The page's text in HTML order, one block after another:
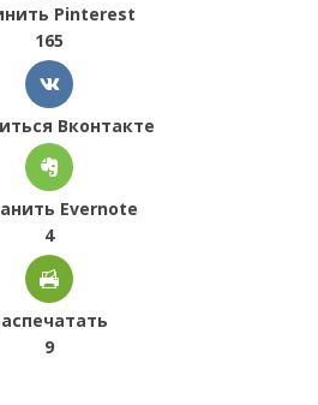
Pinterest
165
Вконтакте
Evernote
4
9